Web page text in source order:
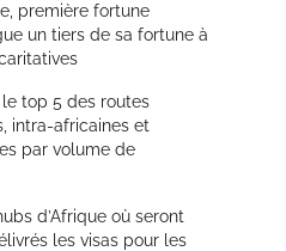
première fortune
un tiers de sa fortune à
top 5 des routes
intra-africaines et
par volume de
d’Afrique où seront
les visas pour les